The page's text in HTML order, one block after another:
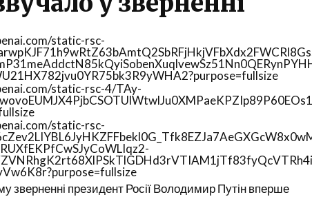
зверненні президент РосіїВолодимир Путінвперше